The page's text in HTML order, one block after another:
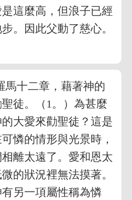
這麼高，但浪子已經
。因此父動了慈心。
馬十二章，藉著神的
徒。（1。）為甚麼
大愛來勸聖徒？這是
憐的情形與光景時，
離太遠了。愛和恩太
的狀況裡無法摸著。
另一項屬性稱為憐